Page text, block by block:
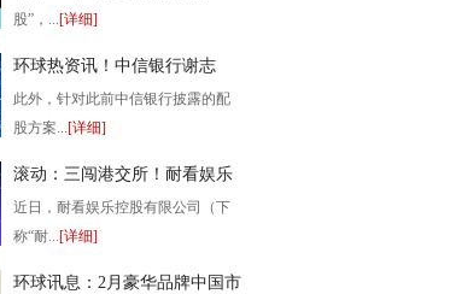
模增长
股”，...[详细]
环球热资讯！中信银行谢志
斌：市场重新审视银行业可转
债的内在价值
此外，针对此前中信银行披露的配
股方案...[详细]
滚动：三闯港交所！耐看娱乐
真的“耐看”吗？
近日，耐看娱乐控股有限公司（下
称“耐...[详细]
环球讯息：2月豪华品牌中国市